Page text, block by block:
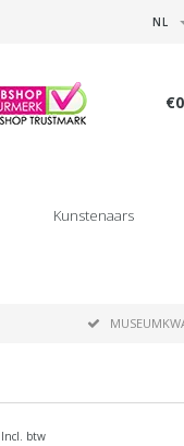
NL
Kunstenaars
Incl. btw